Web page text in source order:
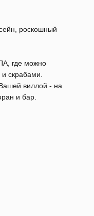
роскошный
где можно
скрабами.
виллой - на
и бар.